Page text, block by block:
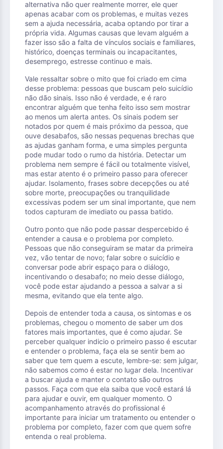
alternativa não quer realmente morrer, ele quer
apenas acabar com os problemas, e muitas vezes
sem a ajuda necessária, acaba optando por tirar a
própria vida. Algumas causas que levam alguém a
fazer isso são a falta de vínculos sociais e familiares,
histórico, doenças terminais ou incapacitantes,
desemprego, estresse continuo e mais.
Vale ressaltar sobre o mito que foi criado em cima
desse problema: pessoas que buscam pelo suicídio
não dão sinais. Isso não é verdade, e é raro
encontrar alguém que tenha feito isso sem mostrar
ao menos um alerta antes. Os sinais podem ser
notados por quem é mais próximo da pessoa, que
ouve desabafos, são nessas pequenas brechas que
as ajudas ganham forma, e uma simples pergunta
pode mudar todo o rumo da história. Detectar um
problema nem sempre é fácil ou totalmente visível,
mas estar atento é o primeiro passo para oferecer
ajudar. Isolamento, frases sobre decepções ou até
sobre morte, preocupações ou tranquilidade
excessivas podem ser um sinal importante, que nem
todos capturam de imediato ou passa batido.
Outro ponto que não pode passar despercebido é
entender a causa e o problema por completo.
Pessoas que não conseguiram se matar da primeira
vez, vão tentar de novo; falar sobre o suicídio e
conversar pode abrir espaço para o diálogo,
incentivando o desabafo; no meio desse diálogo,
você pode estar ajudando a pessoa a salvar a si
mesma, evitando que ela tente algo.
Depois de entender toda a causa, os sintomas e os
problemas, chegou o momento de saber um dos
fatores mais importantes, que é como ajudar. Se
perceber qualquer indicio o primeiro passo é escutar
e entender o problema, faça ela se sentir bem ao
saber que tem quem a escute, lembre-se: sem julgar,
não sabemos como é estar no lugar dela. Incentivar
a buscar ajuda e manter o contato são outros
passos. Faça com que ela saiba que você estará lá
para ajudar e ouvir, em qualquer momento. O
acompanhamento através do profissional é
importante para iniciar um tratamento ou entender o
problema por completo, fazer com que quem sofre
entenda o real problema.